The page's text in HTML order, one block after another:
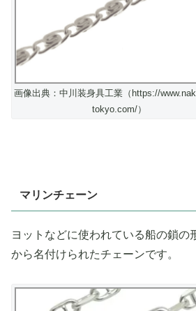
画像出典：中川装身具工業（https://
tokyo.com/）
マリンチェーン
ヨットなどに使われている船の鎖の
から名付けられたチェーンです。